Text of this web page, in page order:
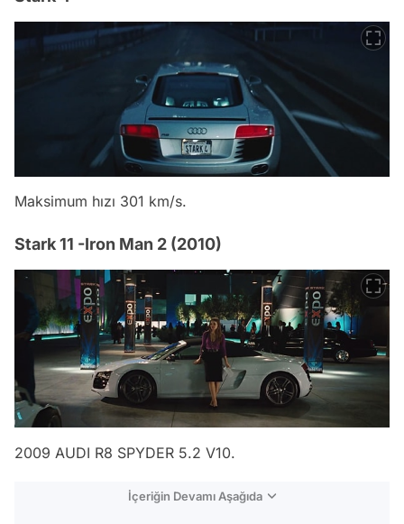
Maksimum hızı 301 km/s.
Stark 11 -Iron Man 2 (2010)
2009 AUDI R8 SPYDER 5.2 V10.
İçeriğin Devamı Aşağıda